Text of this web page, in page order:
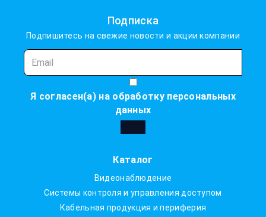
Подписка
Подпишитесь на свежие новости и акции компании
Я согласен(а) на обработку персональных
данных
Каталог
Видеонаблюдение
Системы контроля и управления доступом
Кабельная продукция и периферия